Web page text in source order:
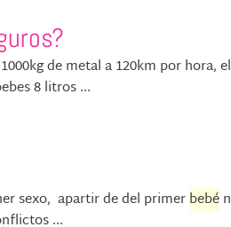
de metal a 120km por hora, el
8 litros ...
sexo, apartir de del primerbebé
...